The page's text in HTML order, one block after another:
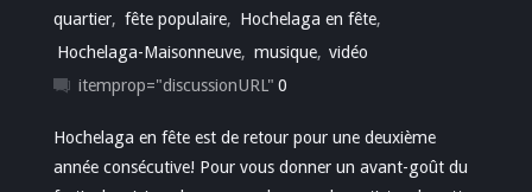
quartier, fête populaire, Hochelaga en fête,
Hochelaga-Maisonneuve, musique, vidéo
itemprop="discussionURL" 0
Hochelaga en fête est de retour pour une deuxième
année consécutive! Pour vous donner un avant-goût du